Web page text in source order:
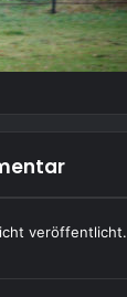
veröffentlicht.